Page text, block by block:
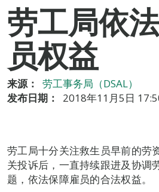
劳工局依
员权益
来源：
劳工事务局（DSAL）
发布日期：
2018年11月5日
劳工局十分关注救生员早前的劳
关投诉后，一直持续跟进及协调
题，依法保障雇员的合法权益。